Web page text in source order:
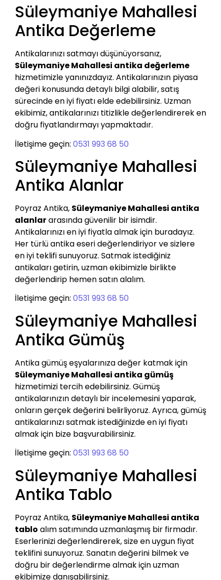
Süleymaniye Mahallesi
Antika Değerleme
Antikalarınızı satmayı düşünüyorsanız,
Süleymaniye Mahallesi antika değerleme
hizmetimizle yanınızdayız. Antikalarınızın piyasa
değeri konusunda detaylı bilgi alabilir, satış
sürecinde en iyi fiyatı elde edebilirsiniz. Uzman
ekibimiz, antikalarınızı titizlikle değerlendirerek en
doğru fiyatlandırmayı yapmaktadır.
İletişime geçin: 0531 993 68 50
Süleymaniye Mahallesi
Antika Alanlar
Poyraz Antika, Süleymaniye Mahallesi antika
alanlararasında güvenilir bir isimdir.
Antikalarınızı en iyi fiyatla almak için buradayız.
Her türlü antika eseri değerlendiriyor ve sizlere
en iyi teklifi sunuyoruz. Satmak istediğiniz
antikaları getirin, uzman ekibimizle birlikte
değerlendirip hemen satın alalım.
İletişime geçin: 0531 993 68 50
Süleymaniye Mahallesi
Antika Gümüş
Antika gümüş eşyalarınıza değer katmak için
Süleymaniye Mahallesi antika gümüş
hizmetimizi tercih edebilirsiniz. Gümüş
antikalarınızın detaylı bir incelemesini yaparak,
onların gerçek değerini belirliyoruz. Ayrıca, gümüş
antikalarınızı satmak istediğinizde en iyi fiyatı
almak için bize başvurabilirsiniz.
İletişime geçin: 0531 993 68 50
Süleymaniye Mahallesi
Antika Tablo
Poyraz Antika, Süleymaniye Mahallesi antika
tablo alım satımında uzmanlaşmış bir firmadır.
Eserlerinizi değerlendirerek, size en uygun fiyat
teklifini sunuyoruz. Sanatın değerini bilmek ve
doğru bir değerlendirme almak için uzman
ekibimize danışabilirsiniz.